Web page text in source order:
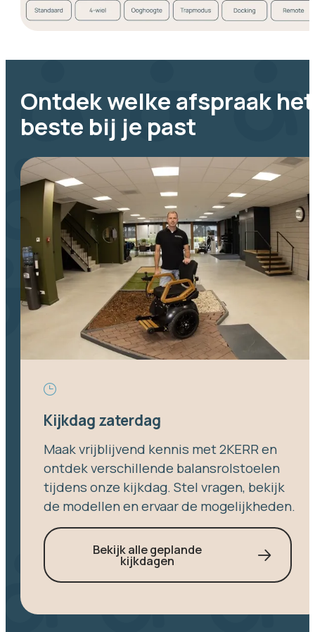
Ontdek welke afspraak het
beste bij je past
Kijkdag zaterdag
Maak vrijblijvend kennis met 2KERR en
ontdek verschillende balansrolstoelen
tijdens onze kijkdag. Stel vragen, bekijk
de modellen en ervaar de mogelijkheden.
Bekijk alle geplande
kijkdagen